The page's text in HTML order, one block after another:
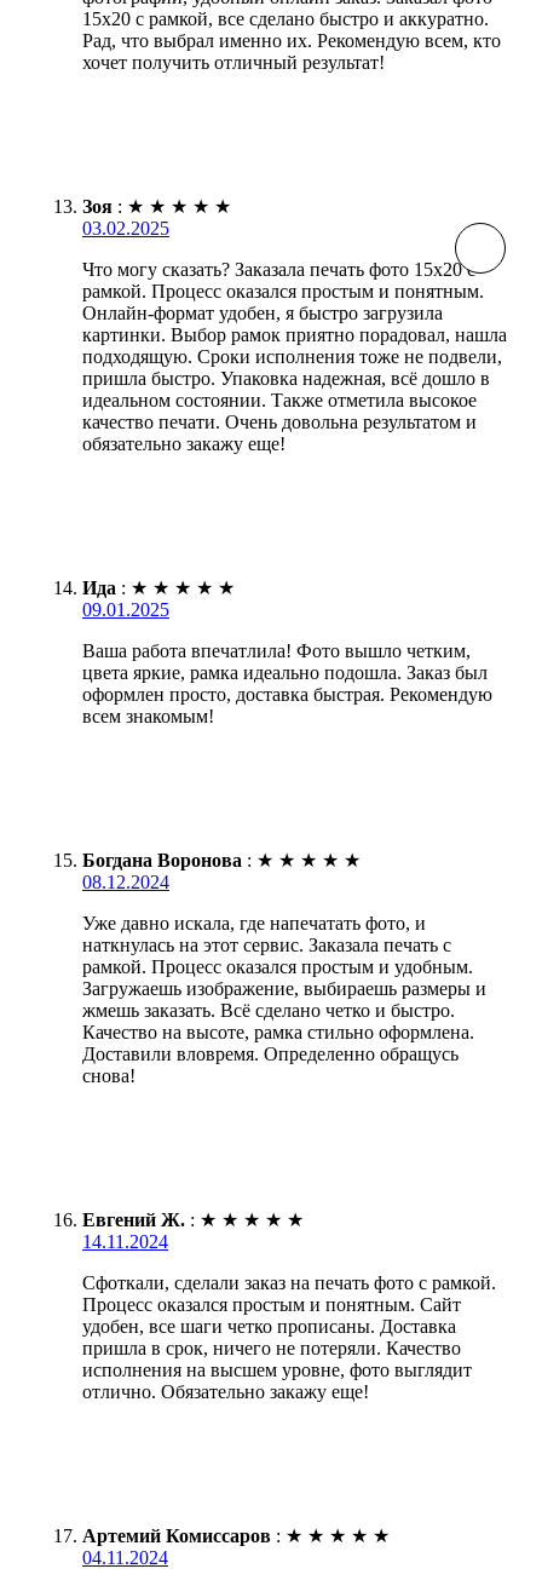
15х20 с рамкой, все сделано быстро и аккуратно.
Рад, что выбрал именно их. Рекомендую всем, кто
хочет получить отличный результат!
Зоя : ★ ★ ★ ★ ★
03.02.2025
Что могу сказать? Заказала печать фото 15х20 с
рамкой. Процесс оказался простым и понятным.
Онлайн-формат удобен, я быстро загрузила
картинки. Выбор рамок приятно порадовал, нашла
подходящую. Сроки исполнения тоже не подвели,
пришла быстро. Упаковка надежная, всё дошло в
идеальном состоянии. Также отметила высокое
качество печати. Очень довольна результатом и
обязательно закажу еще!
Ида : ★ ★ ★ ★ ★
09.01.2025
Ваша работа впечатлила! Фото вышло четким,
цвета яркие, рамка идеально подошла. Заказ был
оформлен просто, доставка быстрая. Рекомендую
всем знакомым!
Богдана Воронова : ★ ★ ★ ★ ★
08.12.2024
Уже давно искала, где напечатать фото, и
наткнулась на этот сервис. Заказала печать с
рамкой. Процесс оказался простым и удобным.
Загружаешь изображение, выбираешь размеры и
жмешь заказать. Всё сделано четко и быстро.
Качество на высоте, рамка стильно оформлена.
Доставили вловремя. Определенно обращусь
снова!
Евгений Ж. : ★ ★ ★ ★ ★
14.11.2024
Сфоткали, сделали заказ на печать фото с рамкой.
Процесс оказался простым и понятным. Сайт
удобен, все шаги четко прописаны. Доставка
пришла в срок, ничего не потеряли. Качество
исполнения на высшем уровне, фото выглядит
отлично. Обязательно закажу еще!
Артемий Комиссаров : ★ ★ ★ ★ ★
04.11.2024